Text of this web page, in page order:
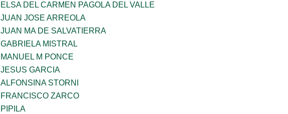
ELSA DEL CARMEN PAGOLA DEL VALLE
JUAN JOSE ARREOLA
JUAN MA DE SALVATIERRA
GABRIELA MISTRAL
MANUEL M PONCE
JESUS GARCIA
ALFONSINA STORNI
FRANCISCO ZARCO
PIPILA